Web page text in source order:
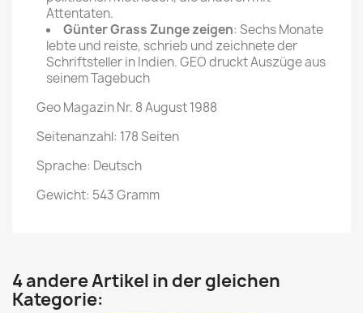
Attentaten.
Günter Grass Zunge zeigen: Sechs Monate
lebte und reiste, schrieb und zeichnete der
Schriftsteller in Indien. GEO druckt Auszüge aus
seinem Tagebuch
Geo Magazin Nr. 8 August 1988
Seitenanzahl: 178 Seiten
Sprache: Deutsch
Gewicht: 543 Gramm
4 andere Artikel in der gleichen
Kategorie: